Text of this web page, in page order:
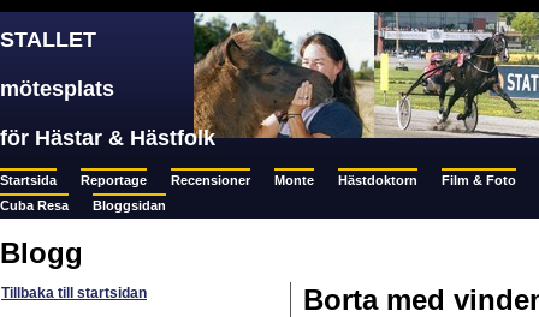
STALLET
mötesplats
för Hästar & Hästfolk
Startsida Reportage Recensioner Monte Hästdoktorn
Film & Foto
Cuba Resa
Bloggsidan
Blogg
Tillbaka till startsidan Borta med